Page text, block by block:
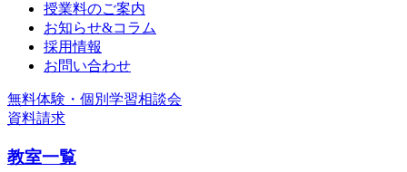
授業料のご案内
お知らせ&コラム
採用情報
お問い合わせ
無料体験・個別学習相談会
資料請求
教室一覧